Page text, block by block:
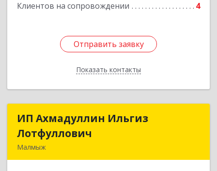
Клиентов на сопровождении 4
Отправить заявку
Показать контакты
Отправить заявку
Назад
ИП Ахмадуллин Ильгиз
Лотфуллович
Малмыж
ИП Ахмадуллин Ильгиз